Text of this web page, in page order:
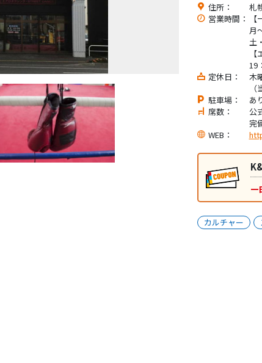
住所：
札
営業時間：
月
土
19
定休日：
木
駐車場：
あ
席数：
公
完
WEB：
一
カルチャー